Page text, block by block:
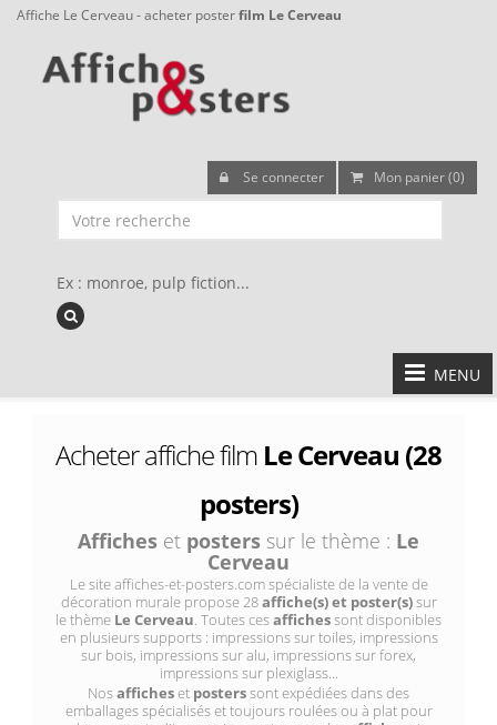
Affiche Le Cerveau - acheter posterfilm Le Cerveau
Se connecter Mon panier (0)
Ex : monroe, pulp fiction...
MENU
Acheter affiche film Le Cerveau (28
posters)
Affiches et posters sur le thème : Le
Cerveau
Le site affiches-et-posters.com spécialiste de la vente de
décoration murale propose 28affiche(s) et poster(s)sur
le thème Le Cerveau. Toutes cesaffichessont disponibles
en plusieurs supports : impressions sur toiles, impressions
sur bois, impressions sur alu, impressions sur forex,
impressions sur plexiglass...
Nosafficheset posterssont expédiées dans des
emballages spécialisés et toujours roulées ou à plat pour